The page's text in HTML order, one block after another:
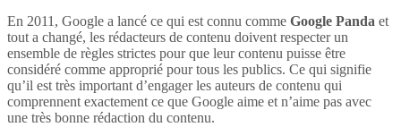
En 2011, Google a lancé ce qui est connu comme Google Panda et
tout a changé, les rédacteurs de contenu doivent respecter un
ensemble de règles strictes pour que leur contenu puisse être
considéré comme approprié pour tous les publics. Ce qui signifie
qu’il est très important d’engager les auteurs de contenu qui
comprennent exactement ce que Google aime et n’aime pas avec
une très bonne rédaction du contenu.